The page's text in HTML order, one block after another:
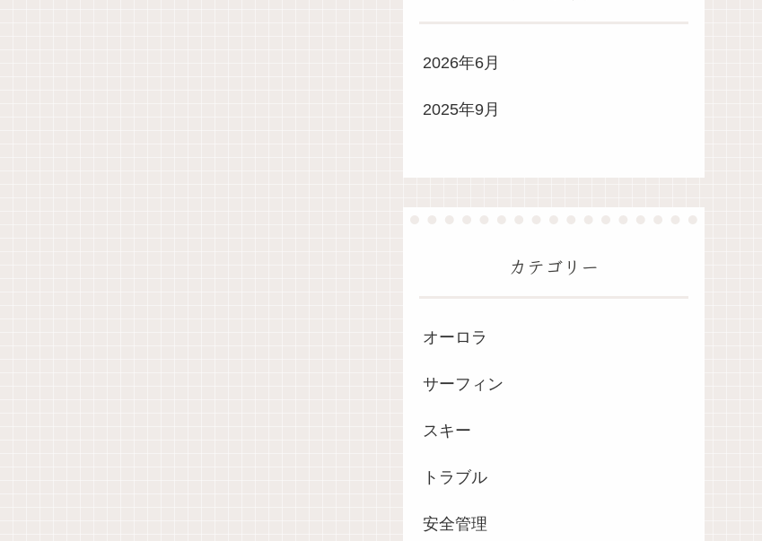
2026年6月
2025年9月
カテゴリー
オーロラ
サーフィン
スキー
トラブル
安全管理